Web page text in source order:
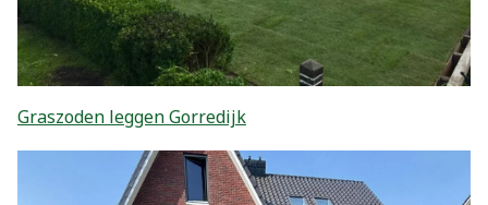
Graszoden leggen Gorredijk